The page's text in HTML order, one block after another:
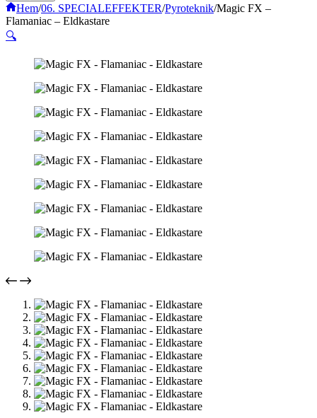
Hem/06. SPECIALEFFEKTER/Pyroteknik/Magic FX –
Flamaniac – Eldkastare
🔍